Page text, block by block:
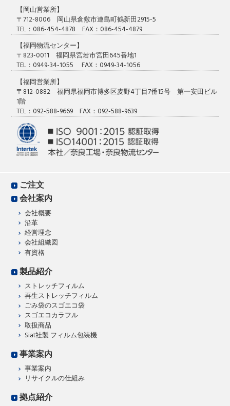
【岡山営業所】
〒712-8006 岡山県倉敷市連島町鶴新田2915-5
TEL：086-454-4878 FAX：086-454-4879
【福岡物流センター】
〒823-0011 福岡県宮若市宮田645番地1
TEL：0949-34-1055 FAX：0949-34-1056
【福岡営業所】
〒812-0882 福岡県福岡市博多区麦野4丁目7番15号 第一安田ビル
1階
TEL：092-588-9669 FAX：092-588-9639
ご注文
会社案内
会社概要
沿革
経営理念
会社組織図
有資格
製品紹介
ストレッチフィルム
再生ストレッチフィルム
ごみ袋のスゴエコ袋
スゴエコカラフル
取扱商品
Siat社製 フィルム包装機
事業案内
事業案内
リサイクルの仕組み
拠点紹介